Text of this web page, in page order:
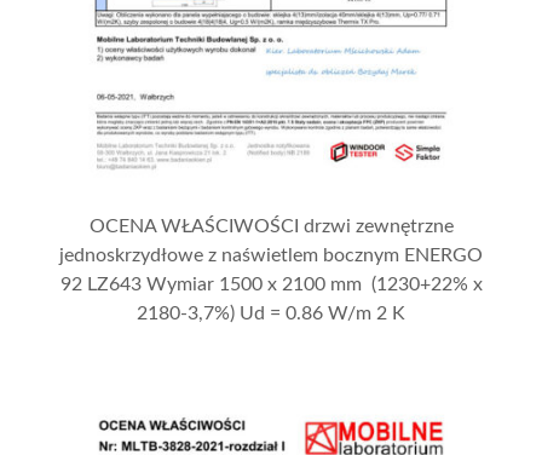
OCENA WŁAŚCIWOŚCI drzwi zewnętrzne
jednoskrzydłowe z naświetlem bocznym ENERGO
92 LZ643 Wymiar 1500 x 2100 mm (1230+22% x
2180-3,7%) Ud = 0.86 W/m 2 K